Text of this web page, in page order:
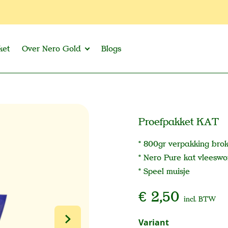
Over Nero Gold Blogs
Proefpakket KAT
* 800gr verpakking
* Nero Pure kat
* Speel muisje
€ 2,50 incl. BTW
Selecteer
Variant